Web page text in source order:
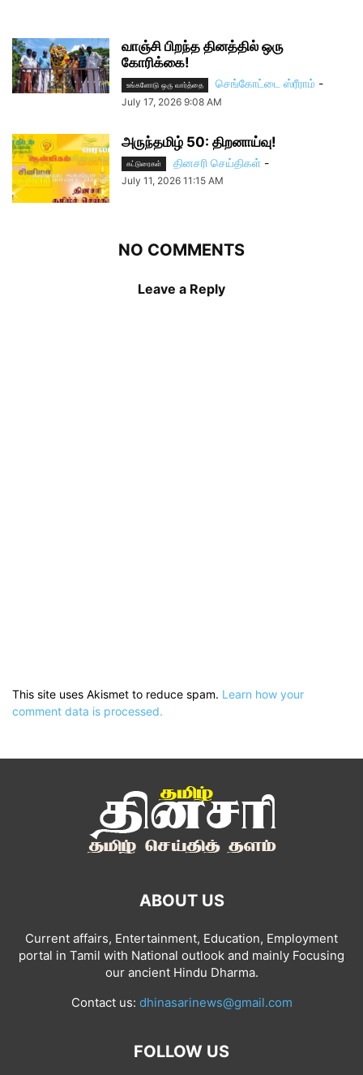
வாஞ்சி பிறந்த தினத்தில் ஒரு
கோரிக்கை!
உங்களோடு ஒரு வார்த்தை செங்கோட்டை ஸ்ரீராம் -
July 17, 2026 9:08 AM
அருந்தமிழ் 50: திறனாய்வு!
கட்டுரைகள் தினசரி செய்திகள் -
July 11, 2026 11:15 AM
NO COMMENTS
Leave a Reply
This site uses Akismet to reduce spam. Learn how your
comment data is processed.
ABOUT US
Current affairs, Entertainment, Education, Employment
portal in Tamil with National outlook and mainly Focusing
our ancient Hindu Dharma.
Contact us: dhinasarinews@gmail.com
FOLLOW US